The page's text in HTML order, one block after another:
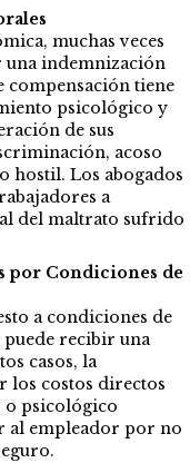
muchas veces
una indemnización
compensación tiene
psicológico y
de sus
acoso
hostil. Los abogados
a
del maltrato sufrido
por Condiciones de
a condiciones de
recibir una
casos, la
los costos directos
o psicológico
al empleador por no